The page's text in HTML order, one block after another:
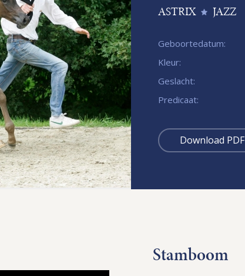
ASTRIX JAZZ
Geboortedatum:
Kleur:
Geslacht:
Predicaat:
Download PDF
Stamboom